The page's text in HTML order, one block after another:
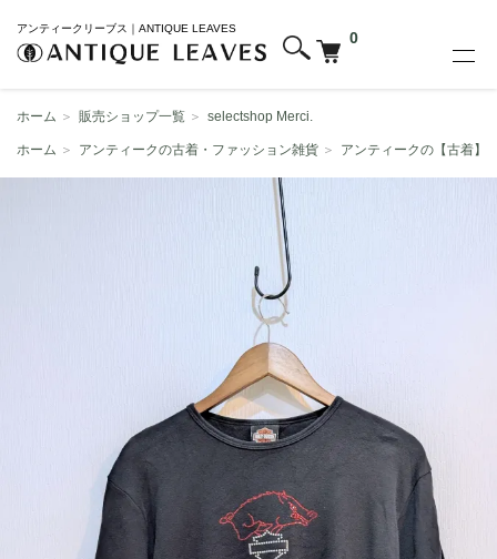
アンティークリーブス｜ANTIQUE LEAVES
0
ホーム ＞ 販売ショップ一覧 ＞ selectshop Merci.
ホーム ＞ アンティークの古着・ファッション雑貨 ＞ アンティークの【古着】